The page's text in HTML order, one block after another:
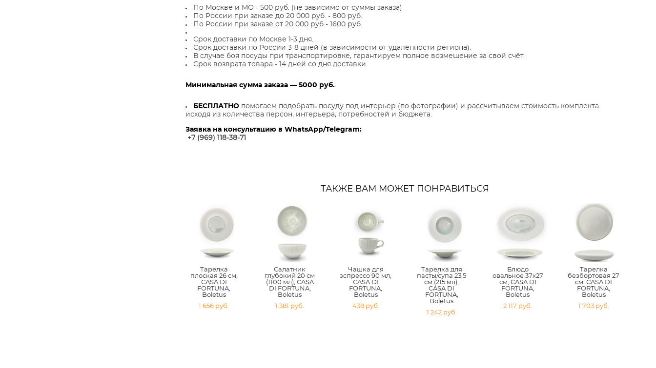
По Москве и МО - 500 руб. (не зависимо от суммы заказа)
По России при заказе до 20 000 руб. - 800 руб.
По России при заказе от 20 000 руб - 1600 руб.
Срок доставки по Москве 1-3 дня.
Срок доставки по России 3-8 дней (в зависимости от удалённости региона).
В случае боя посуды при транспортировке, гарантируем полное возмещение за свой счёт.
Срок возврата товара - 14 дней со дня доставки.
Минимальная сумма заказа — 5000 руб.
БЕСПЛАТНО помогаем подобрать посуду под интерьер (по фотографии) и рассчитываем стоимость комплекта
исходя из количества персон, интерьера, потребностей и бюджета.
Заявка на консультацию в WhatsApp/Telegram:
+7 (969) 118-38-7
ТАКЖЕ ВАМ МОЖЕТ ПОНРАВИТЬСЯ
Тарелка
плоская 26 см,
CASA DI
FORTUNA,
Boletus
1 656 pуб.
Салатник
глубокий 20 см
(1100 мл), CASA
DI FORTUNA,
Boletus
1 381 pуб.
Чашка для
эспрессо 90 мл,
CASA DI
FORTUNA,
Boletus
438 pуб.
Тарелка для
пасты/супа 23,5
см (215 мл),
CASA DI
FORTUNA,
Boletus
1 242 pуб.
Блюдо
овальное 37х27
см, CASA DI
FORTUNA,
Boletus
2 117 pуб.
Тарелка
безбортовая 27
см, CASA DI
FORTUNA,
Boletus
1 703 pуб.